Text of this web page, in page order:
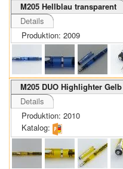
M205 Hellblau transparent
Details
Produktion: 2009
M205 DUO Highlighter Gelb
Details
Produktion: 2010
Katalog: